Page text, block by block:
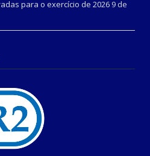
para o exercício de 2026 9 de